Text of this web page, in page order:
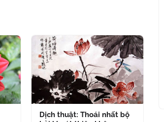
Dịch thuật: Thoái nhất bộ